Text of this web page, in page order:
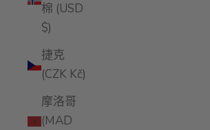
棉 (USD
$)
捷克
(CZK Kč)
摩洛哥
(MAD